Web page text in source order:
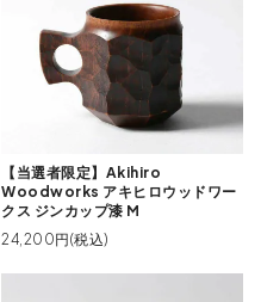
【当選者限定】Akihiro
Woodworks アキヒロウッドワー
クス ジンカップ漆 M
24,200円(税込)